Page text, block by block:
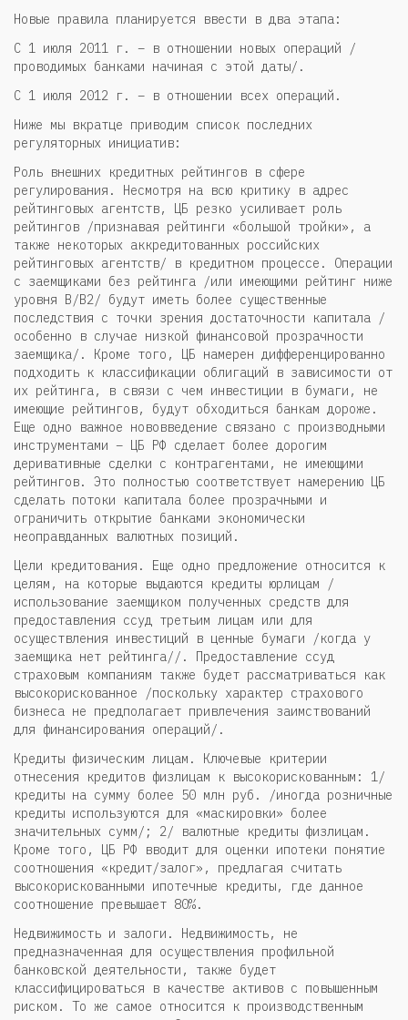
Новые правила планируется ввести в два этапа:
С 1 июля 2011 г. – в отношении новых операций /
проводимых банками начиная с этой даты/.
С 1 июля 2012 г. – в отношении всех операций.
Ниже мы вкратце приводим список последних
регуляторных инициатив:
Роль внешних кредитных рейтингов в сфере
регулирования. Несмотря на всю критику в адрес
рейтинговых агентств, ЦБ резко усиливает роль
рейтингов /признавая рейтинги «большой тройки», а
также некоторых аккредитованных российских
рейтинговых агентств/ в кредитном процессе. Операции
с заемщиками без рейтинга /или имеющими рейтинг ниже
уровня B/B2/ будут иметь более существенные
последствия с точки зрения достаточности капитала /
особенно в случае низкой финансовой прозрачности
заемщика/. Кроме того, ЦБ намерен дифференцированно
подходить к классификации облигаций в зависимости от
их рейтинга, в связи с чем инвестиции в бумаги, не
имеющие рейтингов, будут обходиться банкам дороже.
Еще одно важное нововведение связано с производными
инструментами – ЦБ РФ сделает более дорогим
деривативные сделки с контрагентами, не имеющими
рейтингов. Это полностью соответствует намерению ЦБ
сделать потоки капитала более прозрачными и
ограничить открытие банками экономически
неоправданных валютных позиций.
Цели кредитования. Еще одно предложение относится к
целям, на которые выдаются кредиты юрлицам /
использование заемщиком полученных средств для
предоставления ссуд третьим лицам или для
осуществления инвестиций в ценные бумаги /когда у
заемщика нет рейтинга//. Предоставление ссуд
страховым компаниям также будет рассматриваться как
высокорискованное /поскольку характер страхового
бизнеса не предполагает привлечения заимствований
для финансирования операций/.
Кредиты физическим лицам. Ключевые критерии
отнесения кредитов физлицам к высокорискованным: 1/
кредиты на сумму более 50 млн руб. /иногда розничные
кредиты используются для «маскировки» более
значительных сумм/; 2/ валютные кредиты физлицам.
Кроме того, ЦБ РФ вводит для оценки ипотеки понятие
соотношения «кредит/залог», предлагая считать
высокорискованными ипотечные кредиты, где данное
соотношение превышает 80%.
Недвижимость и залоги. Недвижимость, не
предназначенная для осуществления профильной
банковской деятельности, также будет
классифицироваться в качестве активов с повышенным
риском. То же самое относится к производственным